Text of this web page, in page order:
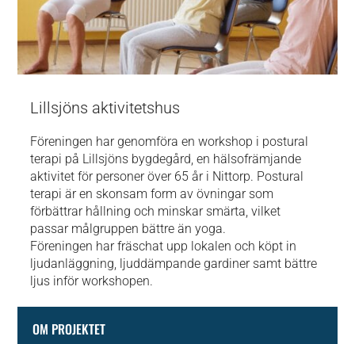
Lillsjöns aktivitetshus
Föreningen har genomföra en workshop i postural
terapi på Lillsjöns bygdegård, en hälsofrämjande
aktivitet för personer över 65 år i Nittorp. Postural
terapi är en skonsam form av övningar som
förbättrar hållning och minskar smärta, vilket
passar målgruppen bättre än yoga.
Föreningen har fräschat upp lokalen och köpt in
ljudanläggning, ljuddämpande gardiner samt bättre
ljus inför workshopen.
OM PROJEKTET